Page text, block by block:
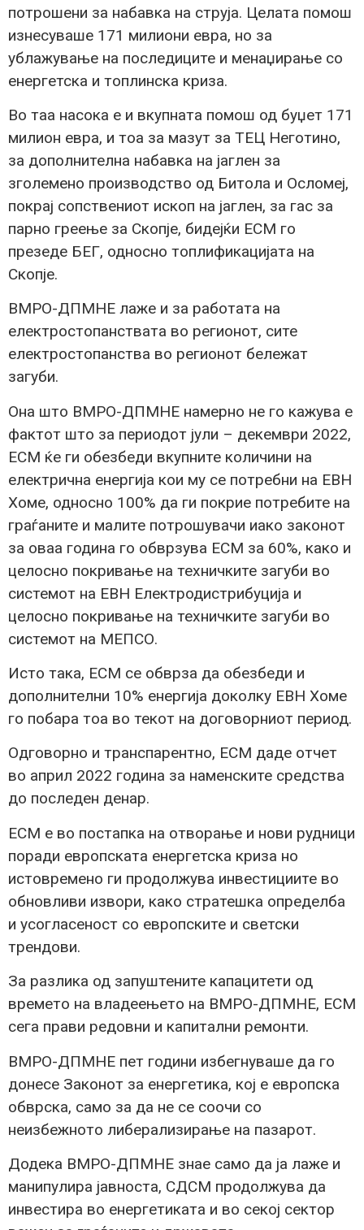
потрошени за набавка на струја. Целата помош
изнесуваше 171 милиони евра, но за
ублажување на последиците и менаџирање со
енергетска и топлинска криза.
Во таа насока е и вкупната помош од буџет 171
милион евра, и тоа за мазут за ТЕЦ Неготино,
за дополнителна набавка на јаглен за
зголемено производство од Битола и Осломеј,
покрај сопствениот ископ на јаглен, за гас за
парно греење за Скопје, бидејќи ЕСМ го
презеде БЕГ, односно топлификацијата на
Скопје.
ВМРО-ДПМНЕ лаже и за работата на
електростопанствата во регионот, сите
електростопанства во регионот бележат
загуби.
Она што ВМРО-ДПМНЕ намерно не го кажува е
фактот што за периодот јули – декември 2022,
ЕСМ ќе ги обезбеди вкупните количини на
електрична енергија кои му се потребни на ЕВН
Хоме, односно 100% да ги покрие потребите на
граѓаните и малите потрошувачи иако законот
за оваа година го обврзува ЕСМ за 60%, како и
целосно покривање на техничките загуби во
системот на ЕВН Електродистрибуција и
целосно покривање на техничките загуби во
системот на МЕПСО.
Исто така, ЕСМ се обврза да обезбеди и
дополнителни 10% енергија доколку ЕВН Хоме
го побара тоа во текот на договорниот период.
Одговорно и транспарентно, ЕСМ даде отчет
во април 2022 година за наменските средства
до последен денар.
ЕСМ е во постапка на отворање и нови рудници
поради европската енергетска криза но
истовремено ги продолжува инвестициите во
обновливи извори, како стратешка определба
и усогласеност со европските и светски
трендови.
За разлика од запуштените капацитети од
времето на владеењето на ВМРО-ДПМНЕ, ЕСМ
сега прави редовни и капитални ремонти.
ВМРО-ДПМНЕ пет години избегнуваше да го
донесе Законот за енергетика, кој е европска
обврска, само за да не се соочи со
неизбежното либерализирање на пазарот.
Додека ВМРО-ДПМНЕ знае само да ја лаже и
манипулира јавноста, СДСМ продолжува да
инвестира во енергетиката и во секој сектор